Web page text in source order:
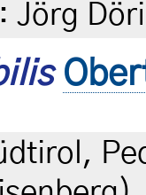
Jörg